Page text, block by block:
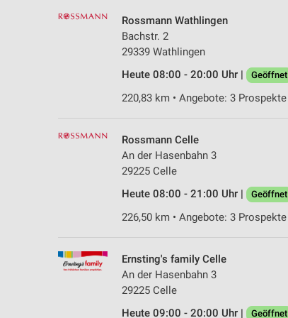
Rossmann Wathlingen
Bachstr. 2
29339 Wathlingen
Heute 08:00 - 20:00 Uhr |
Geöffnet
220,83 km • Angebote: 3 Prospekte
Rossmann Celle
An der Hasenbahn 3
29225 Celle
Heute 08:00 - 21:00 Uhr |
Geöffnet
226,50 km • Angebote: 3 Prospekte
Ernsting's family Celle
An der Hasenbahn 3
29225 Celle
Heute 09:00 - 20:00 Uhr |
Geöffnet